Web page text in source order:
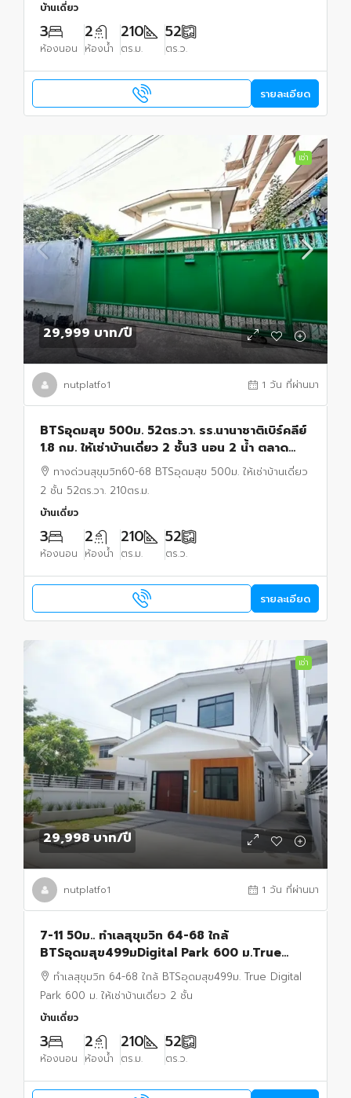
บ้านเดี่ยว
3
ห้องนอน
2
ห้องน้ำ
210
ตร.ม.
52
ตร.ว.
รายละเอียด
เช่า
29,999 บาท/ปี
nutplatfo1 1 วัน ที่ผ่านมา
BTSอุดมสุข 500ม. 52ตร.วา. รร.นานาชาติเบิร์คลีย์
1.8 กม. ให้เช่าบ้านเดี่ยว 2 ชั้น3 นอน 2 น้ำ ตลาด
อุดมสุข 300 ม.ทางด่วนสุขุมวิท60-68
ทางด่วนสุขุมวิท60-68 BTSอุดมสุข 500ม. ให้เช่าบ้านเดี่ยว
2 ชั้น 52ตร.วา. 210ตร.ม.
บ้านเดี่ยว
3
ห้องนอน
2
ห้องน้ำ
210
ตร.ม.
52
ตร.ว.
รายละเอียด
เช่า
29,998 บาท/ปี
nutplatfo1 1 วัน ที่ผ่านมา
7-11 50ม.. ทำเลสุขุมวิท 64-68 ใกล้
BTSอุดมสุข499มDigital Park 600 ม.True
52ตร.วา 210 ตร.ม.ให้เช่าบ้านเดี่ยว 2 ชั้น
ทำเลสุขุมวิท 64-68 ใกล้ BTSอุดมสุข499ม. True Digital
Park 600 ม. ให้เช่าบ้านเดี่ยว 2 ชั้น
บ้านเดี่ยว
3
ห้องนอน
2
ห้องน้ำ
210
ตร.ม.
52
ตร.ว.